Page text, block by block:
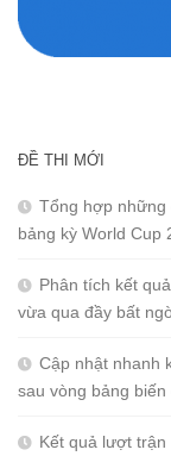
ĐỀ THI MỚI
Tổng hợp những
bảng kỳ World Cup
Phân tích kết
vừa qua đầy bất
Cập nhật nhanh
sau vòng bảng biến
Kết quả lượt trận